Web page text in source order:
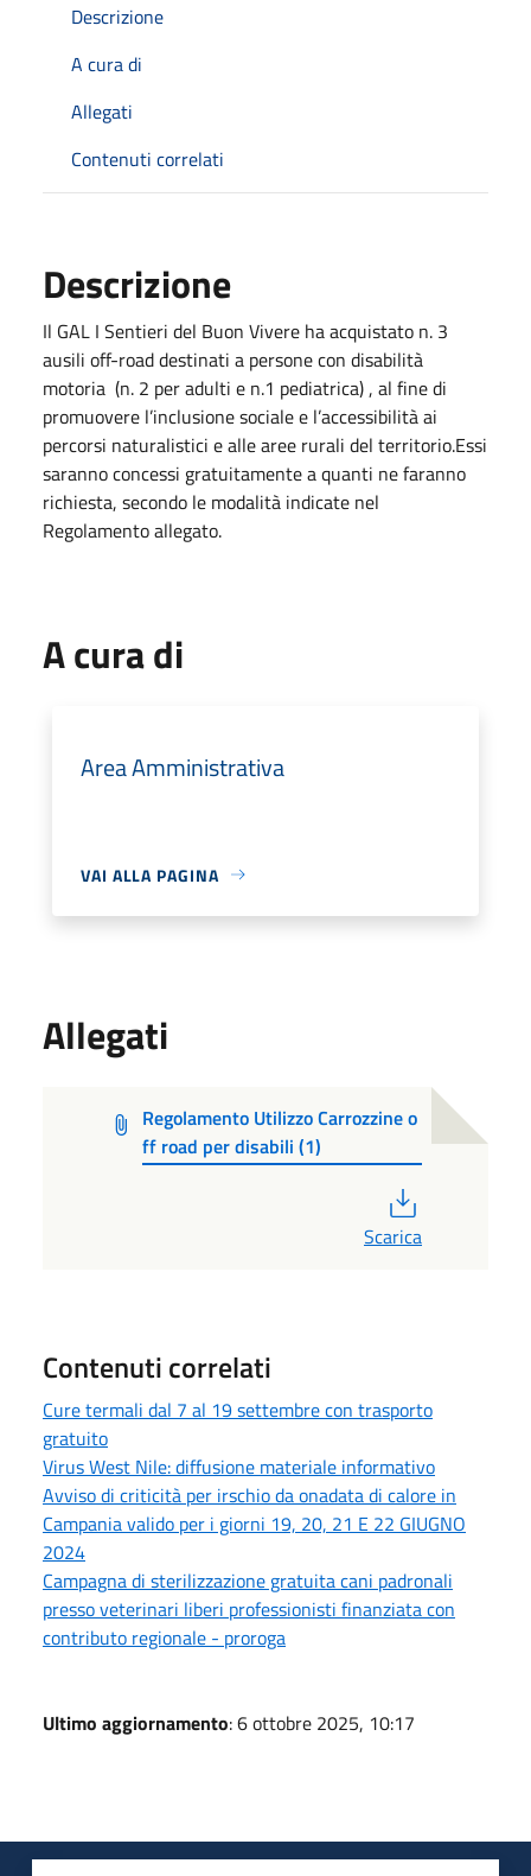
Descrizione
A cura di
Allegati
Contenuti correlati
Descrizione
Il GAL I Sentieri del Buon Vivere ha acquistato n. 3
ausili off-road destinati a persone con disabilità
motoria (n. 2 per adulti e n.1 pediatrica) , al fine di
promuovere l’inclusione sociale e l’accessibilità ai
percorsi naturalistici e alle aree rurali del territorio.Essi
saranno concessi gratuitamente a quanti ne faranno
richiesta, secondo le modalità indicate nel
Regolamento allegato.
A cura di
Area Amministrativa
VAI ALLA PAGINA
Allegati
Regolamento Utilizzo Carrozzine o
ff road per disabili (1)
Scarica
Contenuti correlati
Cure termali dal 7 al 19 settembre con trasporto
gratuito
Virus West Nile: diffusione materiale informativo
Avviso di criticità per irschio da onadata di calore in
Campania valido per i giorni 19, 20, 21 E 22 GIUGNO
2024
Campagna di sterilizzazione gratuita cani padronali
presso veterinari liberi professionisti finanziata con
contributo regionale - proroga
Ultimo aggiornamento: 6 ottobre 2025, 10:17